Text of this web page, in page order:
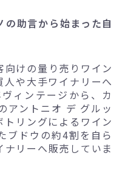
の助言から始まった自
けの量り売りワイン
や大手ワイナリーへ
ィンテージから、カ
アントニオ デ グルッ
トリングによるワイン
ブドウの約4割を自ら
リーへ販売していま